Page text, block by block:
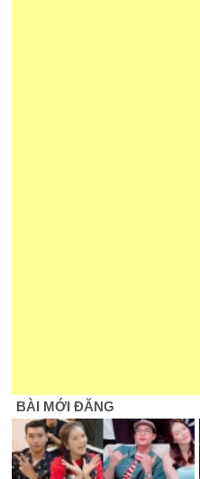
BÀI MỚI ĐĂNG